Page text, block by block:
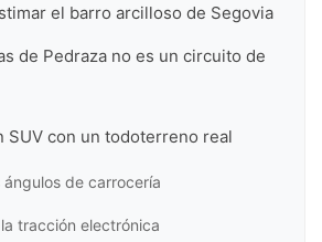
el barro arcilloso de Segovia
de Pedraza no es un circuito de
SUV con un todoterreno real
ángulos de carrocería
tracción electrónica